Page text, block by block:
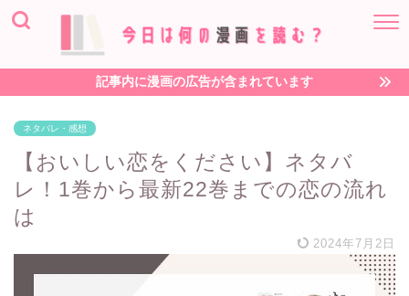
記事内に漫画の広告が含まれています
ネタバレ・感想
【おいしい恋をください】ネタバ
レ！1巻から最新22巻までの恋の流れ
は
2024年7月2日